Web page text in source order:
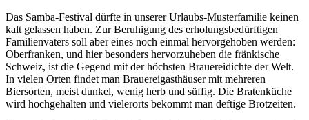
Das Samba-Festival dürfte in unserer Urlaubs-Musterfamilie keinen
kalt gelassen haben. Zur Beruhigung des erholungsbedürftigen
Familienvaters soll aber eines noch einmal hervorgehoben werden:
Oberfranken, und hier besonders hervorzuheben die fränkische
Schweiz, ist die Gegend mit der höchsten Brauereidichte der Welt.
In vielen Orten findet man Brauereigasthäuser mit mehreren
Biersorten, meist dunkel, wenig herb und süffig. Die Bratenküche
wird hochgehalten und vielerorts bekommt man deftige Brotzeiten.